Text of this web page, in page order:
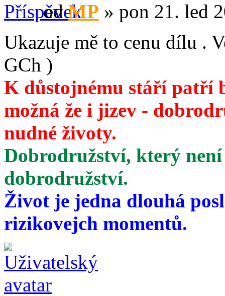
odMP » pon 21. led
Ukazuje mě to cenu dílu .
GCh )
K důstojnému stáří patří
možná že i jizev -
nudné životy.
Dobrodružství, který není
dobrodružství.
Život je jedna dlouhá
rizikovejch momentů.